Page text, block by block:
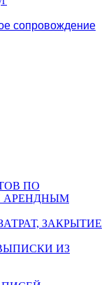
сопровождение
ПО
ЗАКРЫТИЕ
ИЗ